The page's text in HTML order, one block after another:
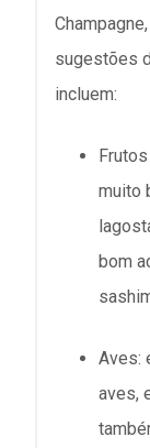
sugestões
incluem:
muito
bom
Aves:
aves,